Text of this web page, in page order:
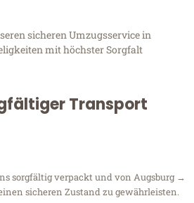
sicheren Umzugsservice in
mit höchster Sorgfalt
Transport
sorgfältig verpackt und von Augsburg →
sicheren Zustand zu gewährleisten.